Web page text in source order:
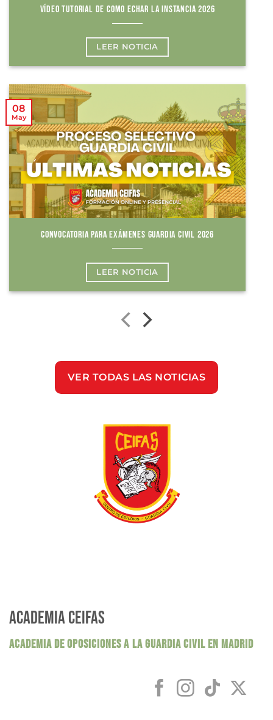
VÍDEO TUTORIAL DE COMO ECHAR LA INSTANCIA 2026
LEER NOTICIA
CONVOCATORIA PARA EXÁMENES GUARDIA CIVIL 2026
LEER NOTICIA
08
May
VER TODAS LAS NOTICIAS
ACADEMIA CEIFAS
ACADEMIA DE OPOSICIONES A LA GUARDIA CIVIL EN MADRID